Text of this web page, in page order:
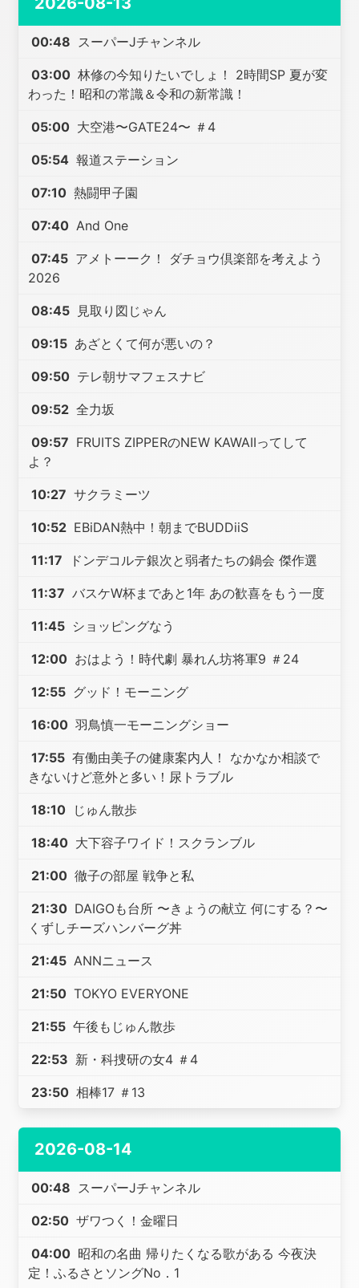
00:48 スーパーJチャンネル
03:00 林修の今知りたいでしょ！ 2時間SP 夏が変
わった！昭和の常識＆令和の新常識！
05:00 大空港〜GATE24〜 ＃4
05:54 報道ステーション
07:10 熱闘甲子園
07:40 And One
07:45 アメトーーク！ ダチョウ倶楽部を考えよう
2026
08:45 見取り図じゃん
09:15 あざとくて何が悪いの？
09:50 テレ朝サマフェスナビ
09:52 全力坂
09:57 FRUITS ZIPPERのNEW KAWAIIってして
よ？
10:27 サクラミーツ
10:52 EBiDAN熱中！朝までBUDDiiS
11:17 ドンデコルテ銀次と弱者たちの鍋会 傑作選
11:37 バスケW杯まであと1年 あの歓喜をもう一度
11:45 ショッピングなう
12:00 おはよう！時代劇 暴れん坊将軍9 ＃24
12:55 グッド！モーニング
16:00 羽鳥慎一モーニングショー
17:55 有働由美子の健康案内人！ なかなか相談で
きないけど意外と多い！尿トラブル
18:10 じゅん散歩
18:40 大下容子ワイド！スクランブル
21:00 徹子の部屋 戦争と私
21:30 DAIGOも台所 〜きょうの献立 何にする？〜
くずしチーズハンバーグ丼
21:45 ANNニュース
21:50 TOKYO EVERYONE
21:55 午後もじゅん散歩
22:53 新・科捜研の女4 ＃4
23:50 相棒17 ＃13
2026-08-14
00:48 スーパーJチャンネル
02:50 ザワつく！金曜日
04:00 昭和の名曲 帰りたくなる歌がある 今夜決
定！ふるさとソングNo．1